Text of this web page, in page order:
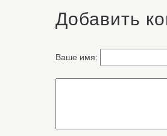
Добавить
Ваше имя: